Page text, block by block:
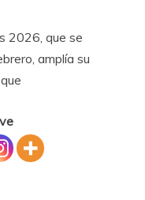
2026, que se
amplía su